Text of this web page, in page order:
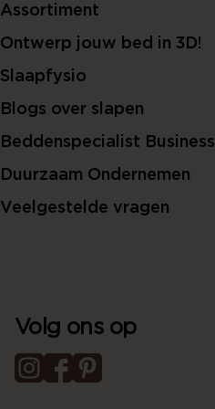
Assortiment
Ontwerp jouw bed in 3D!
Slaapfysio
Blogs over slapen
Beddenspecialist Business
Duurzaam Ondernemen
Veelgestelde vragen
Volg ons op